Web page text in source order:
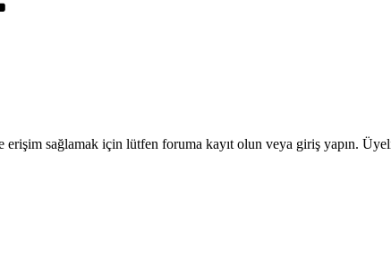
sağlamak için lütfen foruma kayıt olun veya giriş yapın.